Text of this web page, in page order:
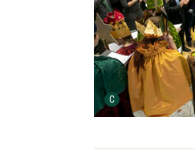
C Urheber der Grafik: